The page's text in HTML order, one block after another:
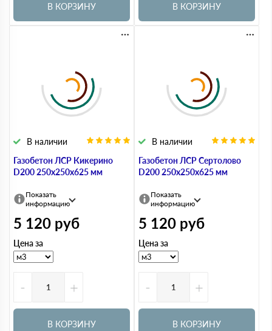
В КОРЗИНУ В КОРЗИНУ
Газобетон ЛСР Кикерино
D200 250х250х625 мм
В наличии
Показать
информацию
5 120 руб
Цена за
- +
В КОРЗИНУ
Газобетон ЛСР Сертолово
D200 250х250х625 мм
В наличии
Показать
информацию
5 120 руб
Цена за
- +
В КОРЗИНУ